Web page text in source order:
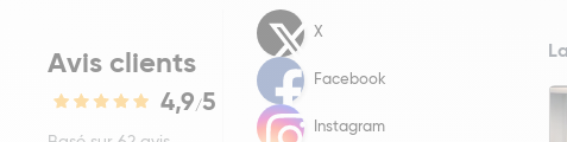
Avis clients
4,9/5
X
Facebook
Instagram